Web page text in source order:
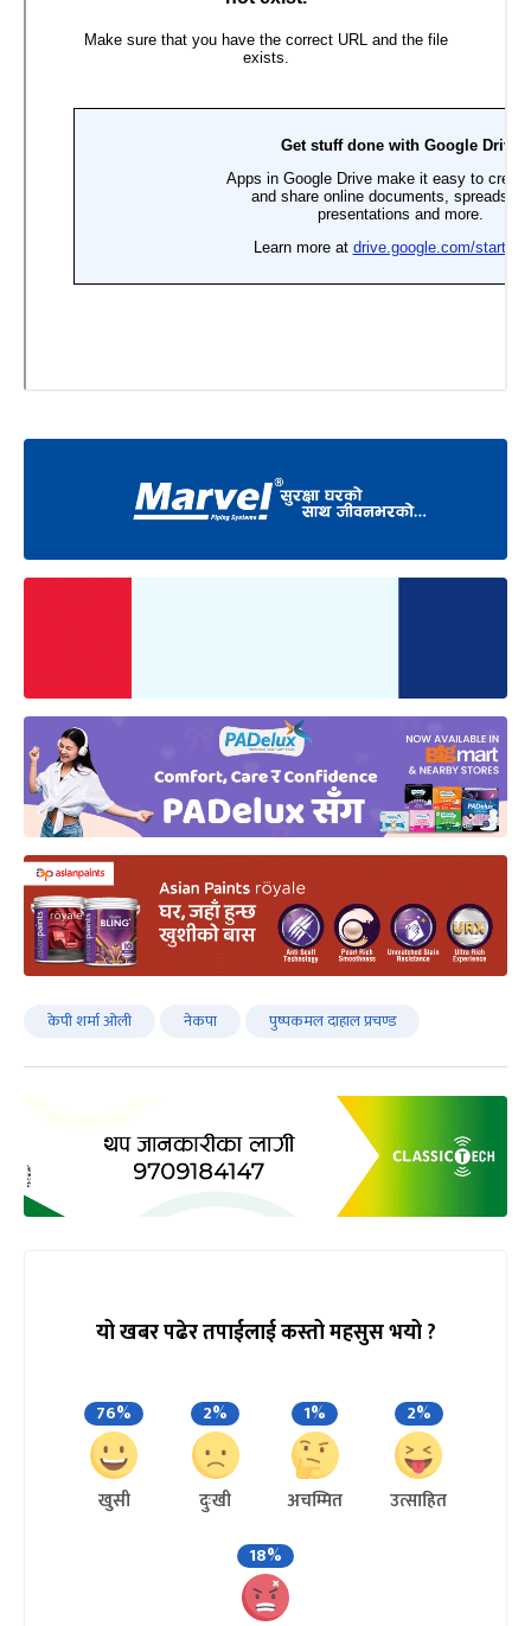
केपी शर्मा ‌ओली नेकपा पुष्पकमल दाहाल प्रचण्ड
यो खबर पढेर तपाईलाई कस्तो महसुस भयो ?
76%
खुसी
2%
दुःखी
1%
अचम्मित
2%
उत्साहित
18%